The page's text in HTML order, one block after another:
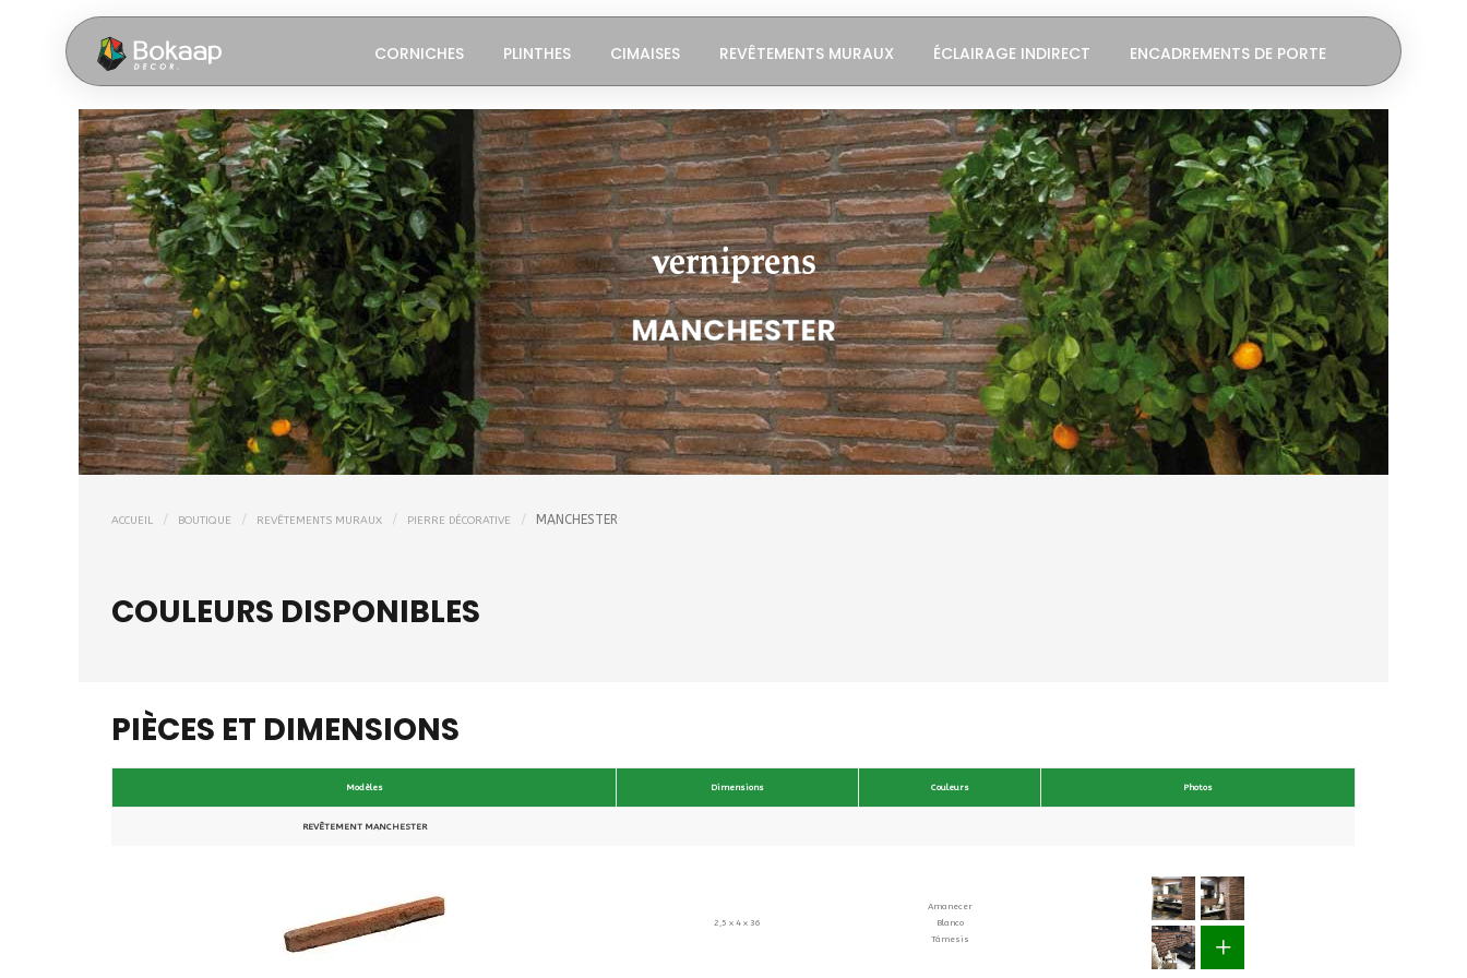
CORNICHES PLINTHES CIMAISES REVÊTEMENTS MURAUX ÉCLAIRAGE INDIRECT ENCADREMENTS DE PORTE
MANCHESTER
ACCUEIL BOUTIQUE REVÊTEMENTS MURAUX PIERRE DÉCORATIVE MANCHESTER
COULEURS DISPONIBLES
PIÈCES ET DIMENSIONS
Modèles Dimensions Couleurs Photos
REVÊTEMENT MANCHESTER
2,5 x 4 x 36
Amanecer
Blanco
Támesis